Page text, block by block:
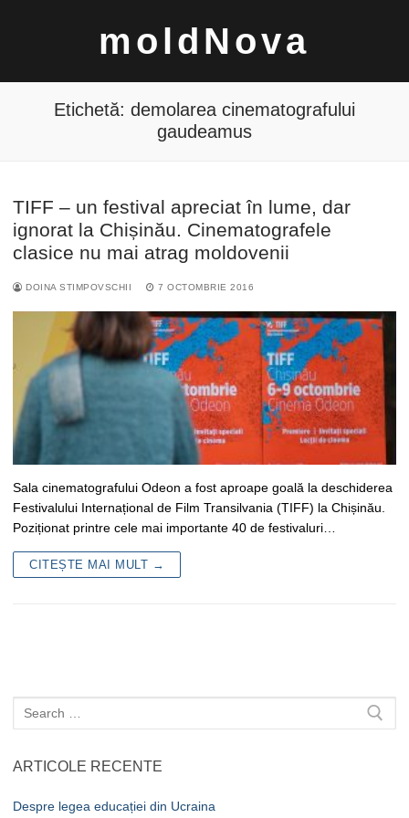
moldNova
Caută
după:
Etichetă: demolarea cinematografului
gaudeamus
TIFF – un festival apreciat în lume, dar
ignorat la Chișinău. Cinematografele
clasice nu mai atrag moldovenii
DOINA STIMPOVSCHII 7 OCTOMBRIE 2016
Sala cinematografului Odeon a fost aproape goală la deschiderea
Festivalului Internațional de Film Transilvania (TIFF) la Chișinău.
Poziționat printre cele mai importante 40 de festivaluri…
CITEȘTE MAI MULT →
Caută
după:
ARTICOLE RECENTE
Despre legea educației din Ucraina